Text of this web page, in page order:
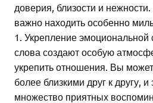
доверия, близости и
важно находить особенно
1. Укрепление эмоциональной
слова создают особую
укрепить отношения. Вы
более близкими друг к другу, и
множество приятных